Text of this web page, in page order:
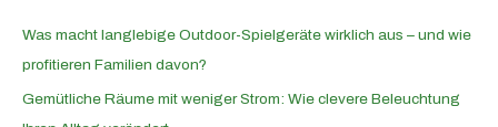
Was macht langlebige Outdoor-Spielgeräte wirklich aus – und wie
profitieren Familien davon?
Gemütliche Räume mit weniger Strom: Wie clevere Beleuchtung